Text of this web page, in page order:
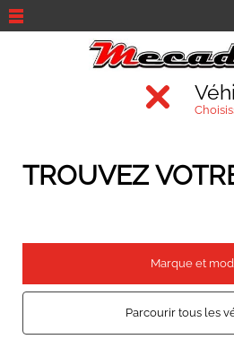
TROUVEZ
Marque et
Parcourir tous les